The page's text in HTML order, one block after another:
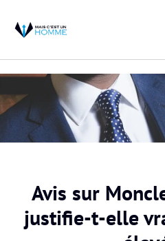
Avis sur
justifie-t-elle